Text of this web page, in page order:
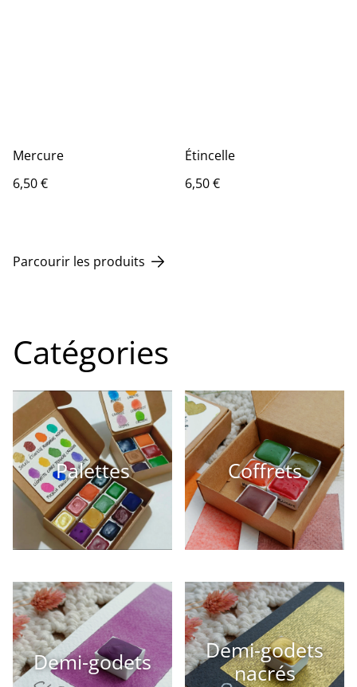
Mercure
6,50 €
Étincelle
6,50 €
Parcourir les produits
Catégories
Palettes Coffrets
Demi-godets
Demi-godets
nacrés